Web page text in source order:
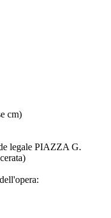
cm)
legale PIAZZA G.